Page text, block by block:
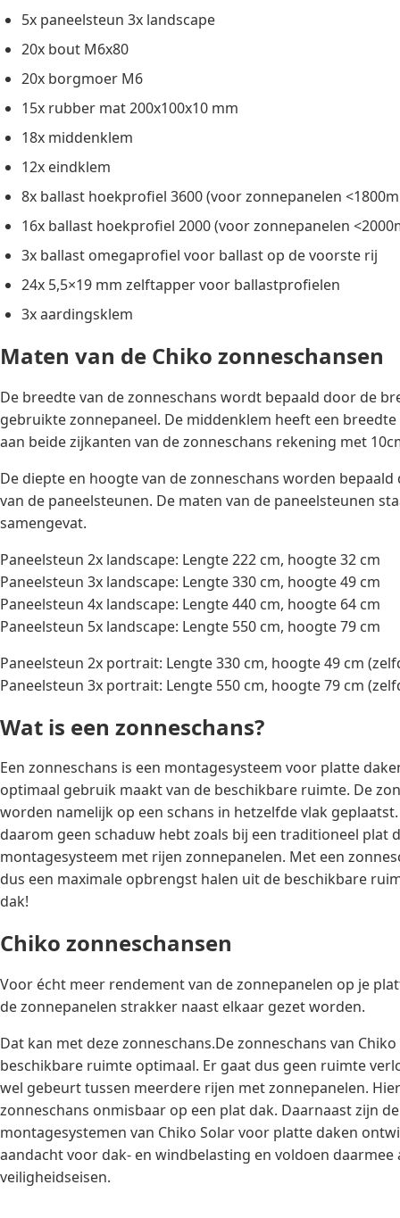
5x paneelsteun 3x landscape
20x bout M6x80
20x borgmoer M6
15x rubber mat 200x100x10 mm
18x middenklem
12x eindklem
8x ballast hoekprofiel 3600 (voor zonnepanelen
16x ballast hoekprofiel 2000 (voor zonnepanelen
3x ballast omegaprofiel voor ballast op de voorste rij
24x 5,5×19 mm zelftapper voor ballastprofielen
3x aardingsklem
Maten van de Chiko zonneschansen
De breedte van de zonneschans wordt bepaald door de
gebruikte zonnepaneel. De middenklem heeft een breedte
aan beide zijkanten van de zonneschans rekening met
De diepte en hoogte van de zonneschans worden
van de paneelsteunen. De maten van de paneelsteunen
samengevat.
Paneelsteun 2x landscape: Lengte 222 cm, hoogte 32 cm
Paneelsteun 3x landscape: Lengte 330 cm, hoogte 49 cm
Paneelsteun 4x landscape: Lengte 440 cm, hoogte 64 cm
Paneelsteun 5x landscape: Lengte 550 cm, hoogte 79 cm
Paneelsteun 2x portrait: Lengte 330 cm, hoogte 49 cm
Paneelsteun 3x portrait: Lengte 550 cm, hoogte 79 cm
Wat is een zonneschans?
Een zonneschans is een montagesysteem voor platte
optimaal gebruik maakt van de beschikbare ruimte. De
worden namelijk op een schans in hetzelfde vlak geplaatst.
daarom geen schaduw hebt zoals bij een traditioneel plat
montagesysteem met rijen zonnepanelen. Met een
dus een maximale opbrengst halen uit de beschikbare
dak!
Chiko zonneschansen
Voor écht meer rendement van de zonnepanelen op je
de zonnepanelen strakker naast elkaar gezet worden.
Dat kan met deze zonneschans.De zonneschans van
beschikbare ruimte optimaal. Er gaat dus geen ruimte
wel gebeurt tussen meerdere rijen met zonnepanelen.
zonneschans onmisbaar op een plat dak. Daarnaast zijn
montagesystemen van Chiko Solar voor platte daken
aandacht voor dak- en windbelasting en voldoen daarmee
veiligheidseisen.